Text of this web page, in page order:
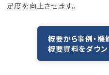
足度を向上させます。
概要から事例・機
概要資料をダウン